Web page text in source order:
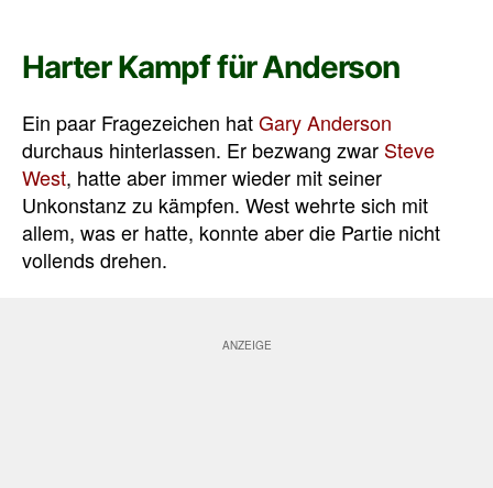
Harter Kampf für Anderson
Ein paar Fragezeichen hatGary Anderson
durchaus hinterlassen. Er bezwang zwar Steve
West, hatte aber immer wieder mit seiner
Unkonstanz zu kämpfen. West wehrte sich mit
allem, was er hatte, konnte aber die Partie nicht
vollends drehen.